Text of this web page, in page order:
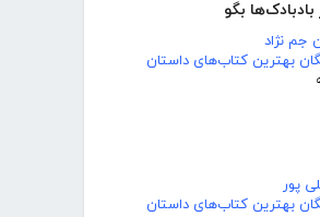
بادبادک‌ها بگو
جم نژاد
بهترین کتاب‌های داستان
پور
بهترین کتاب‌های داستان